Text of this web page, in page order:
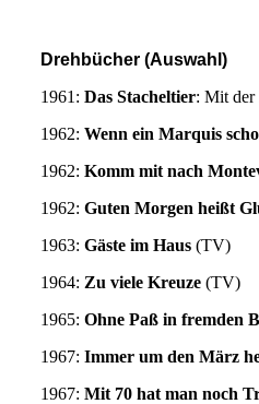
Drehbücher (Auswahl)
1961: Das Stacheltier: Mit der
1962: Wenn ein Marquis
1962: Komm mit nach
1962: Guten Morgen heißt
1963: Gäste im Haus (TV)
1964: Zu viele Kreuze (TV)
1965: Ohne Paß in fremden
1967: Immer um den März
1967: Mit 70 hat man noch